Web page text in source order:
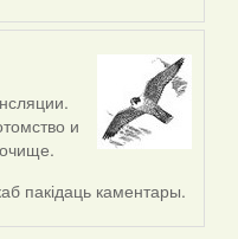
и
пакідаць каментары.